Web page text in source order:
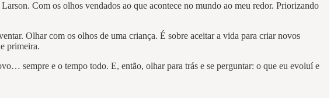
Com os olhos vendados ao que acontece no mundo ao meu redor. Priorizando
Olhar com os olhos de uma criança. É sobre aceitar a vida para criar novos
primeira.
sempre e o tempo todo. E, então, olhar para trás e se perguntar: o que eu evoluí e